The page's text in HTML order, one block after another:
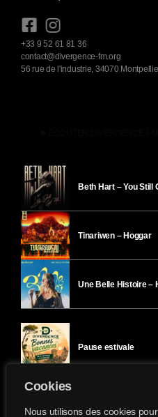
Cookies
Nous utilisons des cookies
+33 9 52 61 81 36
contact@divergence-fm.org
56 rue de l'industrie, 34070
Beth Hart – You Still
Tinariwen – Hoggar
Une Belle Histoire –
Pause estivale